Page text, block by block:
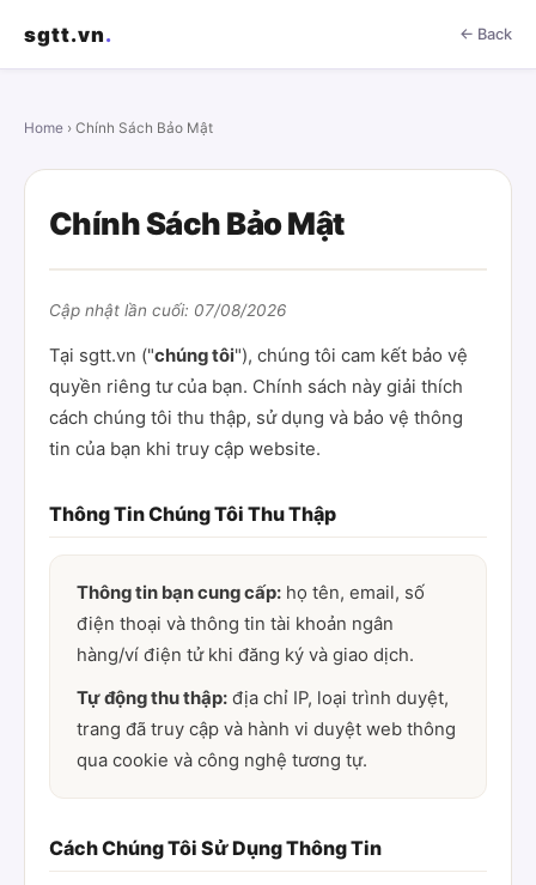
sgtt.vn. ← Back
Home › Chính Sách Bảo Mật
Chính Sách Bảo Mật
Cập nhật lần cuối: 07/08/2026
Tại sgtt.vn ("chúng tôi"), chúng tôi cam kết bảo vệ
quyền riêng tư của bạn. Chính sách này giải thích
cách chúng tôi thu thập, sử dụng và bảo vệ thông
tin của bạn khi truy cập website.
Thông Tin Chúng Tôi Thu Thập
Thông tin bạn cung cấp: họ tên, email, số
điện thoại và thông tin tài khoản ngân
hàng/ví điện tử khi đăng ký và giao dịch.
Tự động thu thập: địa chỉ IP, loại trình duyệt,
trang đã truy cập và hành vi duyệt web thông
qua cookie và công nghệ tương tự.
Cách Chúng Tôi Sử Dụng Thông Tin